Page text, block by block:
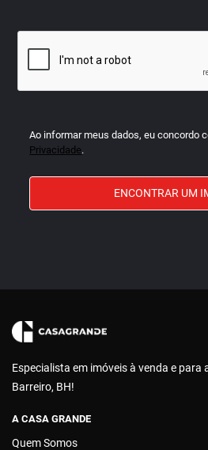
Ao informar meus dados, eu concordo
Privacidade.
ENCONTRAR UM
Especialista em imóveis à venda e para
Barreiro, BH!
A CASA GRANDE
Quem Somos